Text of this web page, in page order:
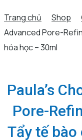
Trang chủ Shop
Advanced Pore-
hóa học – 30ml
Paula’s
Pore-
Tẩy tế